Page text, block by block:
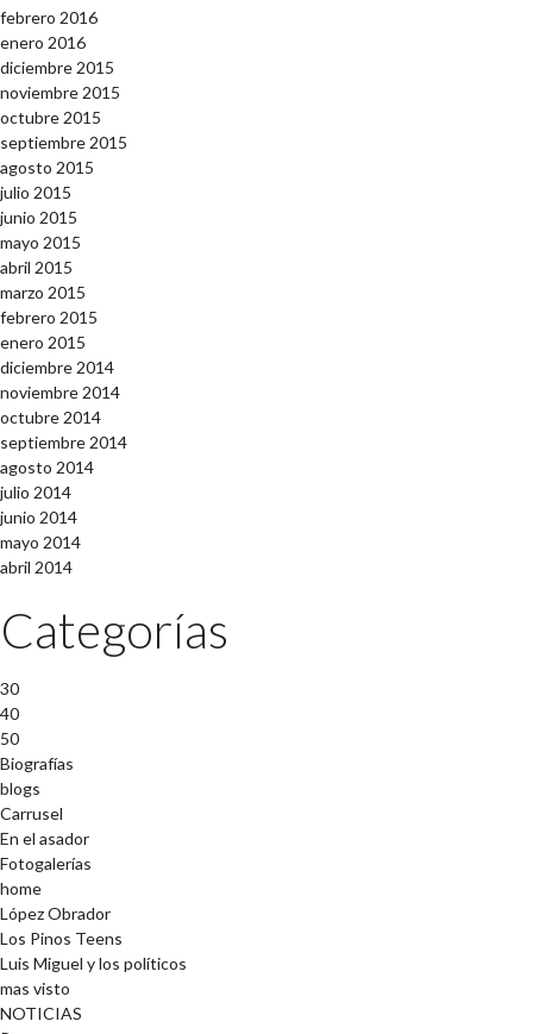
febrero 2016
enero 2016
diciembre 2015
noviembre 2015
octubre 2015
septiembre 2015
agosto 2015
julio 2015
junio 2015
mayo 2015
abril 2015
marzo 2015
febrero 2015
enero 2015
diciembre 2014
noviembre 2014
octubre 2014
septiembre 2014
agosto 2014
julio 2014
junio 2014
mayo 2014
abril 2014
Categorías
30
40
50
Biografías
blogs
Carrusel
En el asador
Fotogalerías
home
López Obrador
Los Pinos Teens
Luis Miguel y los políticos
mas visto
NOTICIAS